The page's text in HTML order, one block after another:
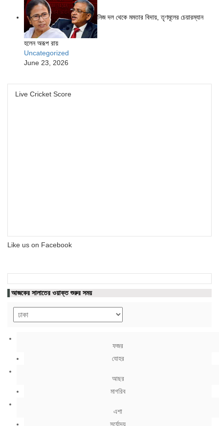
নিজ দল থেকে মমতার বিদায়, তৃণমূলের চেয়ারম্যান
হলেন অরূপ রায়
Uncategorized
June 23, 2026
Live Cricket Score
Like us on Facebook
আজকের সালাতের ওয়াক্ত শুরুর সময়
ফজর
যোহর
আছর
মাগরিব
এশা
সূর্যোদয়